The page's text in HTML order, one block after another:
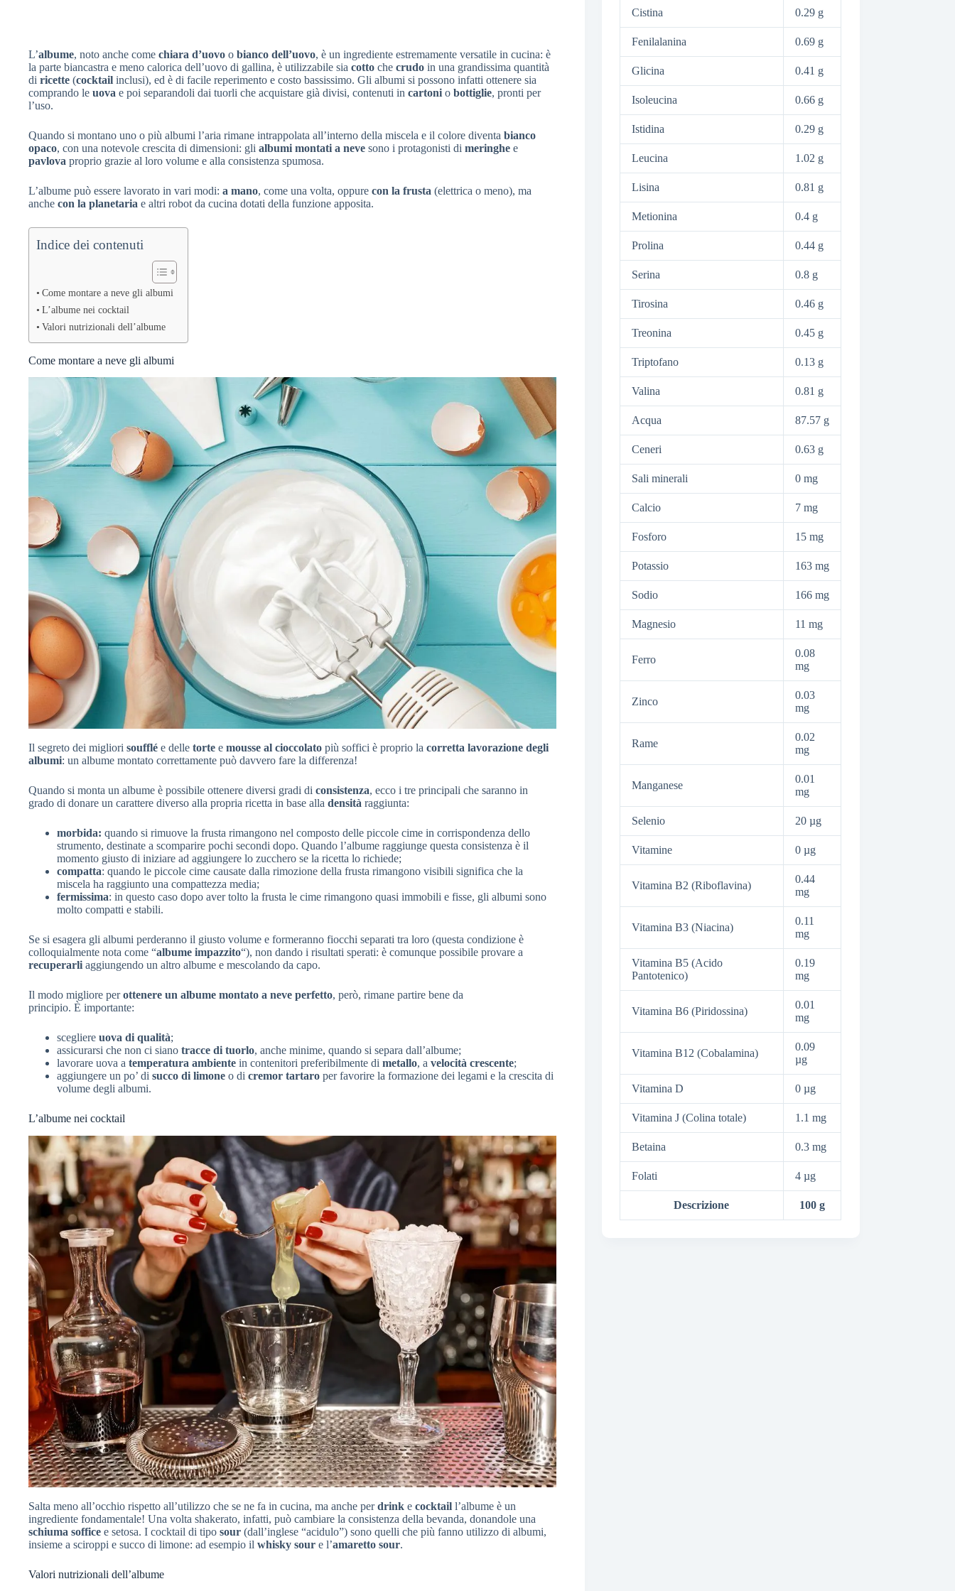
L’albume, noto anche come chiara d’uovo o bianco dell’uovo, è un ingrediente estremamente versatile in cucina: è
la parte biancastra e meno calorica dell’uovo di gallina, è utilizzabile sia cotto che crudo in una grandissima quantità
di ricette (cocktail inclusi), ed è di facile reperimento e costo bassissimo. Gli albumi si possono infatti ottenere sia
comprando le uova e poi separandoli dai tuorli che acquistare già divisi, contenuti in cartoni o bottiglie, pronti per
l’uso.
Quando si montano uno o più albumi l’aria rimane intrappolata all’interno della miscela e il colore diventa bianco
opaco, con una notevole crescita di dimensioni: gli albumi montati a neve sono i protagonisti di meringhe e
pavlova proprio grazie al loro volume e alla consistenza spumosa.
L’albume può essere lavorato in vari modi: a mano, come una volta, oppure con la frusta (elettrica o meno), ma
anche con la planetaria e altri robot da cucina dotati della funzione apposita.
Indice dei contenuti
Come montare a neve gli albumi
L’albume nei cocktail
Valori nutrizionali dell’albume
Come montare a neve gli albumi
Il segreto dei migliori soufflé e delle torte e mousse al cioccolato più soffici è proprio la corretta lavorazione degli
albumi: un albume montato correttamente può davvero fare la differenza!
Quando si monta un albume è possibile ottenere diversi gradi di consistenza, ecco i tre principali che saranno in
grado di donare un carattere diverso alla propria ricetta in base alla densità raggiunta:
morbida: quando si rimuove la frusta rimangono nel composto delle piccole cime in corrispondenza dello
strumento, destinate a scomparire pochi secondi dopo. Quando l’albume raggiunge questa consistenza è il
momento giusto di iniziare ad aggiungere lo zucchero se la ricetta lo richiede;
compatta: quando le piccole cime causate dalla rimozione della frusta rimangono visibili significa che la
miscela ha raggiunto una compattezza media;
fermissima: in questo caso dopo aver tolto la frusta le cime rimangono quasi immobili e fisse, gli albumi sono
molto compatti e stabili.
Se si esagera gli albumi perderanno il giusto volume e formeranno fiocchi separati tra loro (questa condizione è
colloquialmente nota come “albume impazzito“), non dando i risultati sperati: è comunque possibile provare a
recuperarli aggiungendo un altro albume e mescolando da capo.
Il modo migliore perottenere un albume montato a neve perfetto, però, rimane partire bene da
principio. È importante:
scegliere uova di qualità;
assicurarsi che non ci siano tracce di tuorlo, anche minime, quando si separa dall’albume;
lavorare uova a temperatura ambiente in contenitori preferibilmente di metallo, a velocità crescente;
aggiungere un po’ di succo di limone o di cremor tartaro per favorire la formazione dei legami e la crescita di
volume degli albumi.
L’albume nei cocktail
Salta meno all’occhio rispetto all’utilizzo che se ne fa in cucina, ma anche perdrink e cocktail l’albume è un
ingrediente fondamentale! Una volta shakerato, infatti, può cambiare la consistenza della bevanda, donandole una
schiuma soffice e setosa. I cocktail di tipo sour (dall’inglese “acidulo”) sono quelli che più fanno utilizzo di albumi,
insieme a sciroppi e succo di limone: ad esempio il whisky sour e l’amaretto sour.
Valori nutrizionali dell’albume
Cistina 0.29 g
Fenilalanina 0.69 g
Glicina 0.41 g
Isoleucina 0.66 g
Istidina 0.29 g
Leucina 1.02 g
Lisina 0.81 g
Metionina 0.4 g
Prolina 0.44 g
Serina 0.8 g
Tirosina 0.46 g
Treonina 0.45 g
Triptofano 0.13 g
Valina 0.81 g
Acqua 87.57 g
Ceneri 0.63 g
Sali minerali 0 mg
Calcio 7 mg
Fosforo 15 mg
Potassio 163 mg
Sodio 166 mg
Magnesio 11 mg
Ferro
0.08
mg
Zinco
0.03
mg
Rame
0.02
mg
Manganese
0.01
mg
Selenio 20 µg
Vitamine 0 µg
Vitamina B2 (Riboflavina)
0.44
mg
Vitamina B3 (Niacina)
0.11
mg
Vitamina B5 (Acido
Pantotenico)
0.19
mg
Vitamina B6 (Piridossina)
0.01
mg
Vitamina B12 (Cobalamina)
0.09
µg
Vitamina D 0 µg
Vitamina J (Colina totale) 1.1 mg
Betaina 0.3 mg
Folati 4 µg
Descrizione 100 g